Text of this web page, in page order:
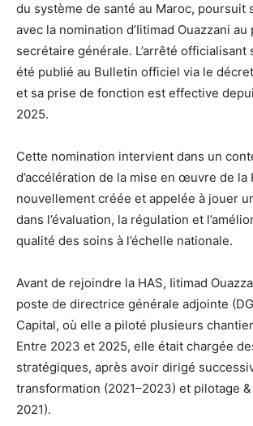
du système de santé au Maroc, poursuit
avec la nomination d’Iitimad Ouazzani au
secrétaire générale. L’arrêté officialisant
été publié au Bulletin officiel via le
et sa prise de fonction est effective
2025.
Cette nomination intervient dans un
d’accélération de la mise en œuvre de la
nouvellement créée et appelée à jouer
dans l’évaluation, la régulation et
qualité des soins à l’échelle nationale.
Avant de rejoindre la HAS, Iitimad
poste de directrice générale adjointe
Capital, où elle a piloté plusieurs
Entre 2023 et 2025, elle était chargée
stratégiques, après avoir dirigé
transformation (2021–2023) et pilotage
2021).